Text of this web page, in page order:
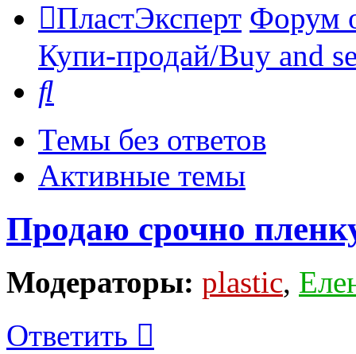
ПластЭксперт Форум
Купи-продай/Buy and
Темы без ответов
Активные темы
Продаю срочно
Модераторы: plastic,
Ответить